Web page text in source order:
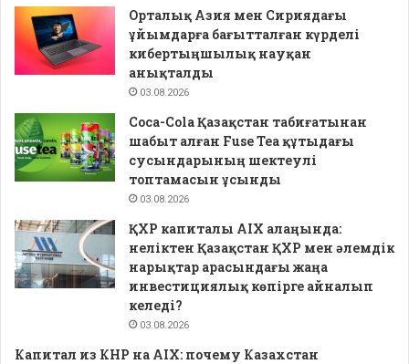
Орталық Азия мен Сириядағы
ұйымдарға бағытталған күрделі
кибертыңшылық науқан
анықталды
03.08.2026
Coca-Cola Қазақстан табиғатынан
шабыт алған Fuse Tea құтыдағы
сусындарының шектеулі
топтамасын ұсынды
03.08.2026
ҚХР капиталы AIX алаңында:
неліктен Қазақстан ҚХР мен әлемдік
нарықтар арасындағы жаңа
инвестициялық көпірге айналып
келеді?
03.08.2026
Капитал из КНР на AIX: почему Казахстан